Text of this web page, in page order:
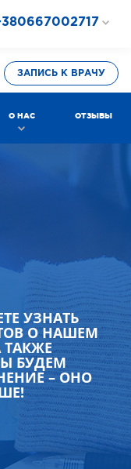
ЗАПИСЬ К ВРАЧУ
О НАС ОТЗЫВЫ
УЗНАТЬ
О НАШЕМ
БУДЕМ
– ОНО